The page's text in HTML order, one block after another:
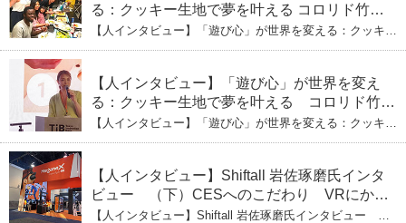
る：クッキー生地で夢を叶える コロリド竹内
ひとみ（下） 起業は「影響力」のため。愛と
笑いの子育て哲学
【人インタビュー】「遊び心」が世界を変える：クッキー
【人インタビュー】「遊び心」が世界を変え
る：クッキー生地で夢を叶える コロリド竹内
ひとみ（上） クッキー生地に込めた「誰でも
できる」という哲学
【人インタビュー】「遊び心」が世界を変える：クッキー
【人インタビュー】Shiftall 岩佐琢磨氏インタ
ビュー （下）CESへのこだわり VRにかけ
る未来
【人インタビュー】Shiftall 岩佐琢磨氏インタビュー